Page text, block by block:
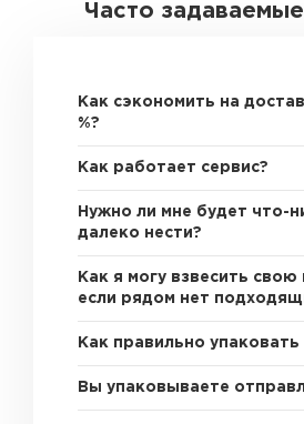
Часто
Как сэкономить на
%?
Как работает сервис?
Нужно ли мне будет что-
далеко нести?
Как я могу взвесить свою
если рядом нет
Как правильно упаковать
Вы упаковываете